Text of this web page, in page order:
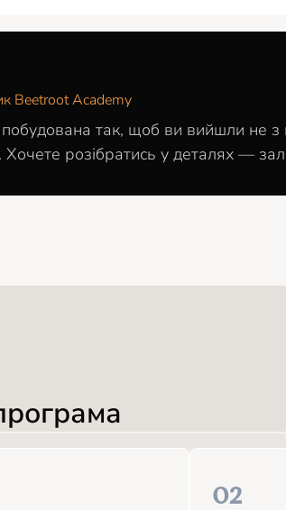
Beetroot Academy
так, щоб ви вийшли не з
Хочете розібратись у деталях —
02